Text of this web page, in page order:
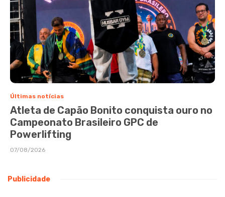
Últimas notícias
Atleta de Capão Bonito conquista ouro no
Campeonato Brasileiro GPC de
Powerlifting
07/08/2026
Publicidade